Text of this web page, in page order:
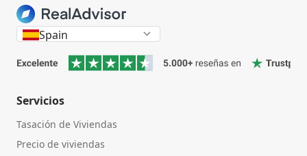
Spain
Servicios
Tasación de Viviendas
Precio de viviendas